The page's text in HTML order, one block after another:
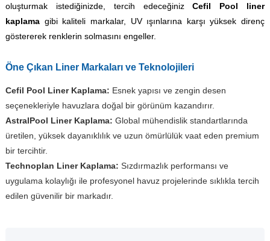
oluşturmak istediğinizde, tercih edeceğinizCefil Pool liner
kaplamagibi kaliteli markalar, UV ışınlarına karşı yüksek direnç
göstererek renklerin solmasını engeller.
Öne Çıkan Liner Markaları ve Teknolojileri
Cefil Pool Liner Kaplama: Esnek yapısı ve zengin desen
seçenekleriyle havuzlara doğal bir görünüm kazandırır.
AstralPool Liner Kaplama: Global mühendislik standartlarında
üretilen, yüksek dayanıklılık ve uzun ömürlülük vaat eden premium
bir tercihtir.
Technoplan Liner Kaplama: Sızdırmazlık performansı ve
uygulama kolaylığı ile profesyonel havuz projelerinde sıklıkla tercih
edilen güvenilir bir markadır.